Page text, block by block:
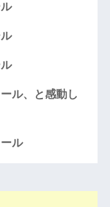
ル、と感動し
ル